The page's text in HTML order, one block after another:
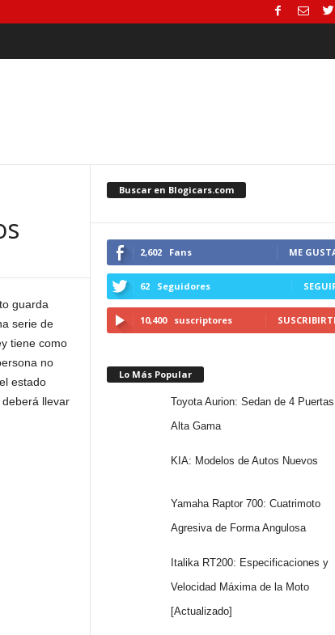
guarda
serie de
tiene como
no
estado
llevar
Buscar en Blogicars.com
2,602 Fans ME
62 Seguidores
10,400 suscriptores
Lo Más Popular
Toyota Aurion: Sedan de 4
Alta Gama
KIA: Modelos de Autos Nuevos
Yamaha Raptor 700: Cuatrimoto
Agresiva de Forma Angulosa
Italika RT200: Especificaciones y
Velocidad Máxima de la Moto
[Actualizado]